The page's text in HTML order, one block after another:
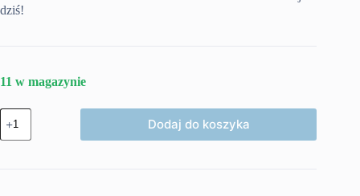
dziś!
11 w magazynie
ilość
Pałeczki
do
Dodaj do koszyka